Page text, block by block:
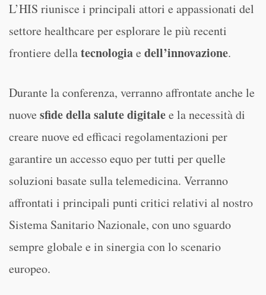
L’HIS riunisce i principali attori e appassionati del
settore healthcare per esplorare le più recenti
frontiere dellatecnologiae dell’innovazione.
Durante la conferenza, verranno affrontate anche le
nuove sfide della salute digitalee la necessità di
creare nuove ed efficaci regolamentazioni per
garantire un accesso equo per tutti per quelle
soluzioni basate sulla telemedicina. Verranno
affrontati i principali punti critici relativi al nostro
Sistema Sanitario Nazionale, con uno sguardo
sempre globale e in sinergia con lo scenario
europeo.